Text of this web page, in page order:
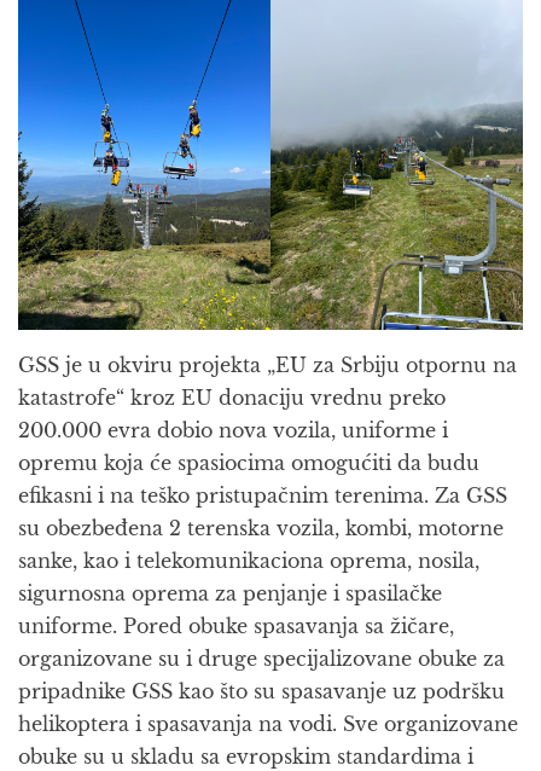
GSS je u okviru projekta „EU za Srbiju otpornu na
katastrofe“ kroz EU donaciju vrednu preko
200.000 evra dobio nova vozila, uniforme i
opremu koja će spasiocima omogućiti da budu
efikasni i na teško pristupačnim terenima. Za GSS
su obezbeđena 2 terenska vozila, kombi, motorne
sanke, kao i telekomunikaciona oprema, nosila,
sigurnosna oprema za penjanje i spasilačke
uniforme. Pored obuke spasavanja sa žičare,
organizovane su i druge specijalizovane obuke za
pripadnike GSS kao što su spasavanje uz podršku
helikoptera i spasavanja na vodi. Sve organizovane
obuke su u skladu sa evropskim standardima i